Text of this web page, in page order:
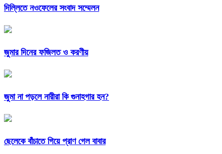
দিল্লিতে নওফেলের সংবাদ সম্মেলন
জুমার দিনের ফজিলত ও করণীয়
জুমা না পড়লে নারীরা কি গুনাহগার হন?
ছেলেকে বাঁচাতে গিয়ে প্রাণ গেল বাবার